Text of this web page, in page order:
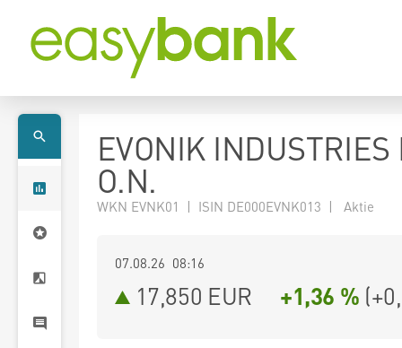
EVONIK INDUSTRIES
O.N.
WKN EVNK01 | ISIN DE000EVNK013 | Aktie
07.08.26 08:16
17,850 EUR +1,36 % (